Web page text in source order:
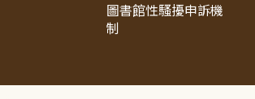
圖書館性騷擾申訴機
制